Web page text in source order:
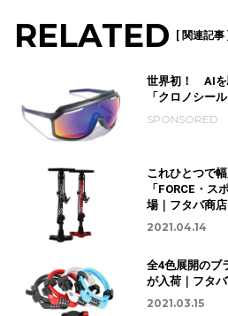
RELATED [ 関連記事 ]
世界初！ AIを
「クロノシー
SPONSORED
これひとつで
「FORCE・
場｜フタバ商店
2021.04.14
全4色展開のブ
が入荷｜フタ
2021.03.15